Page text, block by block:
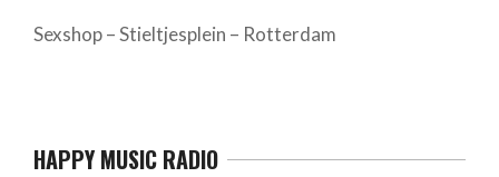
Sexshop – Stieltjesplein – Rotterdam
HAPPY MUSIC RADIO